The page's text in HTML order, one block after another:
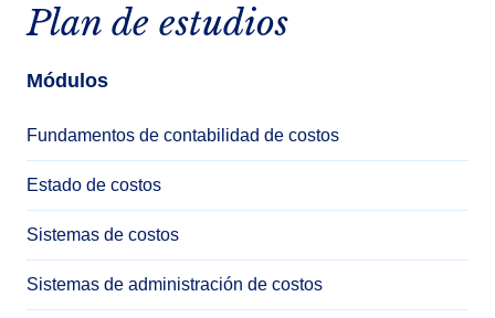
Plan de estudios
Módulos
Fundamentos de contabilidad de costos
Estado de costos
Sistemas de costos
Sistemas de administración de costos